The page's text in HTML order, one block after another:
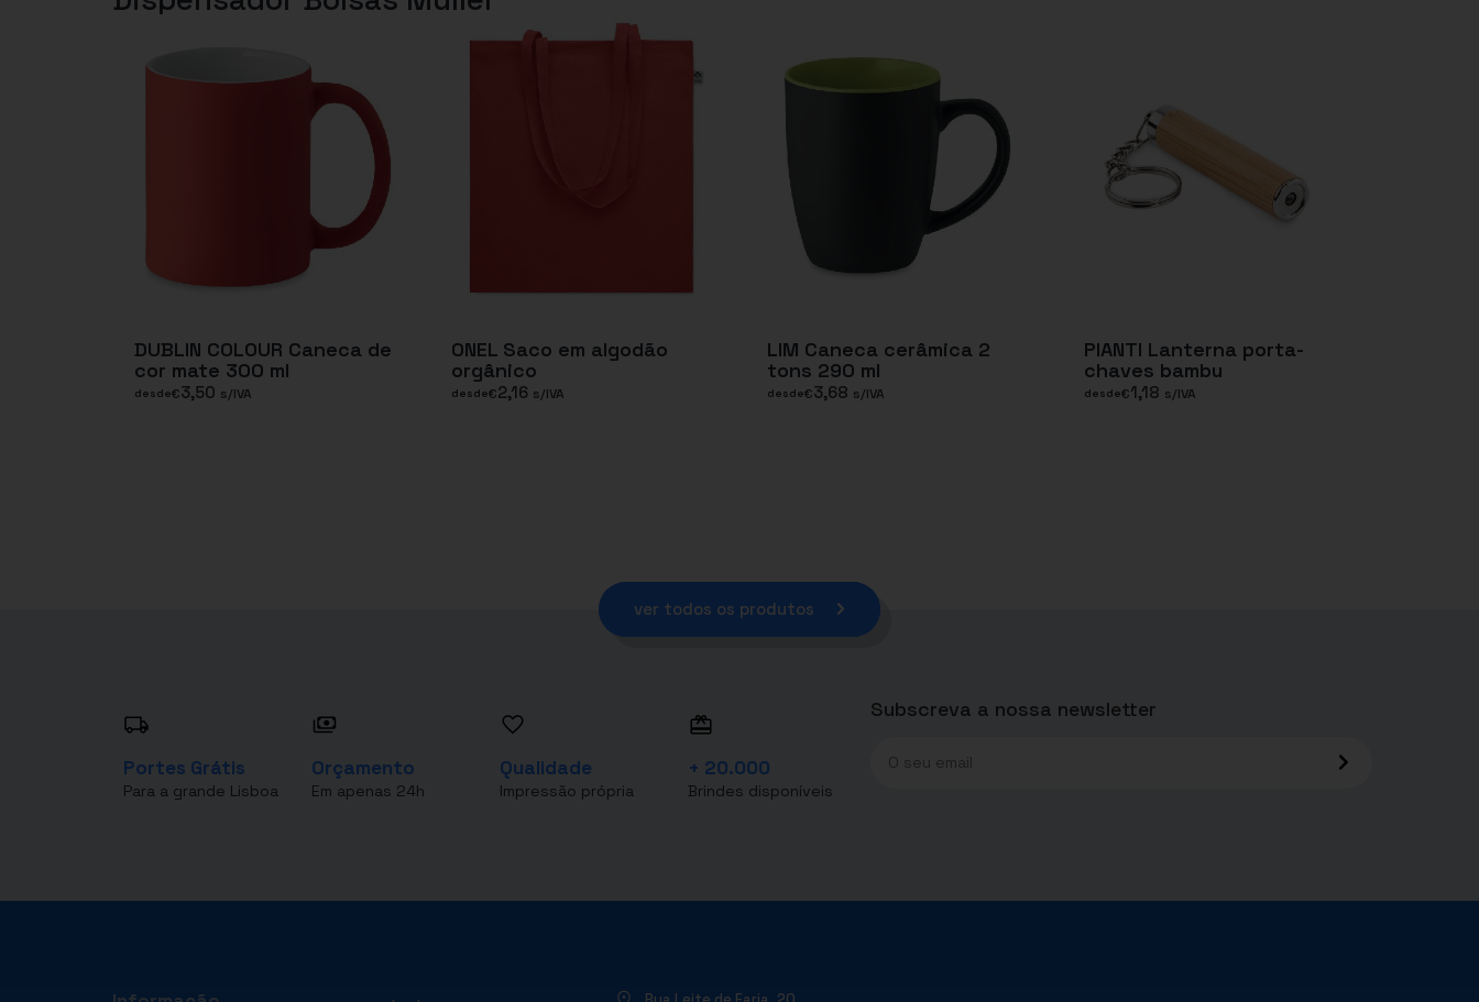
DUBLIN COLOUR Caneca de
cor mate 300 ml
desde€3,50 s/IVA
ONEL Saco em algodão
orgânico
desde€2,16 s/IVA
LIM Caneca cerâmica 2
tons 290 ml
desde€3,68 s/IVA
PIANTI Lanterna porta-
chaves bambu
desde€1,18 s/IVA
ver todos os produtos
Portes Grátis
Para a grande Lisboa
Orçamento
Em apenas 24h
Qualidade
Impressão própria
+ 20.000
Brindes disponíveis
Subscreva a nossa newsletter